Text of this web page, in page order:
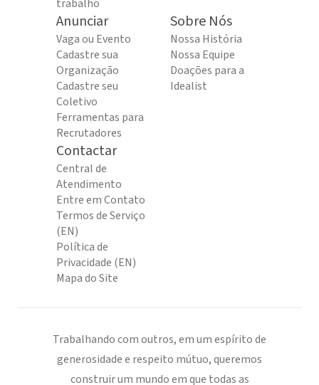
trabalho
Anunciar
Vaga ou Evento
Cadastre sua
Organização
Cadastre seu
Coletivo
Ferramentas para
Recrutadores
Sobre Nós
Nossa História
Nossa Equipe
Doações para a
Idealist
Contactar
Central de
Atendimento
Entre em Contato
Termos de Serviço
(EN)
Política de
Privacidade (EN)
Mapa do Site
Trabalhando com outros, em um espírito de
generosidade e respeito mútuo, queremos
construir um mundo em que todas as